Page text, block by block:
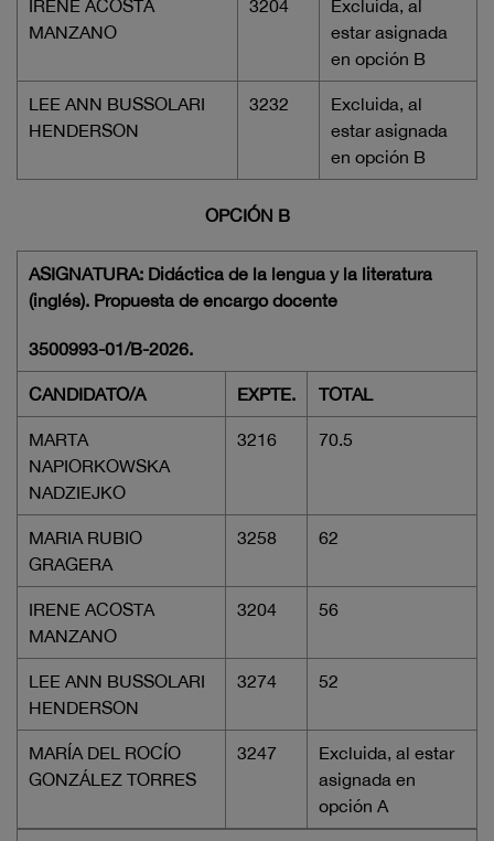
IRENE ACOSTA
MANZANO
3204
Excluida, al
estar asignada
en opción B
LEE ANN BUSSOLARI
HENDERSON
3232
Excluida, al
estar asignada
en opción B
OPCIÓN B
ASIGNATURA: Didáctica de la lengua y la literatura
(inglés). Propuesta de encargo docente
3500993-01/B-2026.
CANDIDATO/A EXPTE. TOTAL
MARTA
NAPIORKOWSKA
NADZIEJKO
3216 70.5
MARIA RUBIO
GRAGERA
3258 62
IRENE ACOSTA
MANZANO
3204 56
LEE ANN BUSSOLARI
HENDERSON
3274 52
MARÍA DEL ROCÍO
GONZÁLEZ TORRES
3247
Excluida, al estar
asignada en
opción A